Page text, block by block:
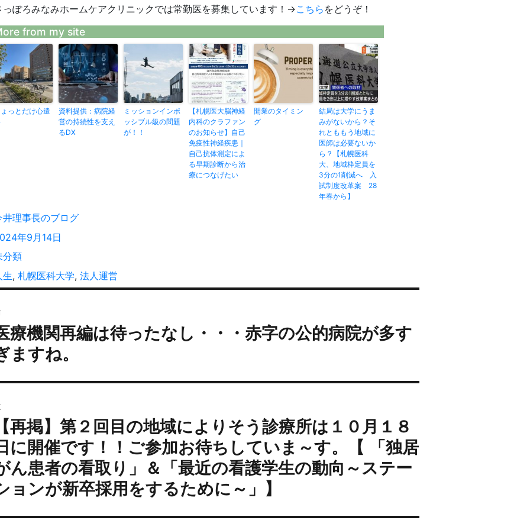
っぽろみなみホームケアクリニックでは常勤医を募集しています！→こちら をどうぞ！
from my site
っとだけ心遣
資料提供：病院経
営の持続性を支え
るDX
ミッションインポ
ッシブル級の問題
が！！
【札幌医大脳神経
内科のクラファン
のお知らせ】自己
免疫性神経疾患｜
自己抗体測定によ
る早期診断から治
療につなげたい
開業のタイミン
グ
結局は大学にうま
みがないから？そ
れとももう地域に
医師は必要ないか
ら？【札幌医科
大、地域枠定員を
3分の1削減へ 入
試制度改革案 28
年春から】
井理事長のブログ
年9月14日
分類
生, 札幌医科大学, 法人運営
:
療機関再編は待ったなし・・・赤字の公的病院が多す
ますね。
:
再掲】第２回目の地域によりそう診療所は１０月１８
に開催です！！ご参加お待ちしていま～す。【 「独居
ん患者の看取り」＆「最近の看護学生の動向～ステー
ョンが新卒採用をするために～」】